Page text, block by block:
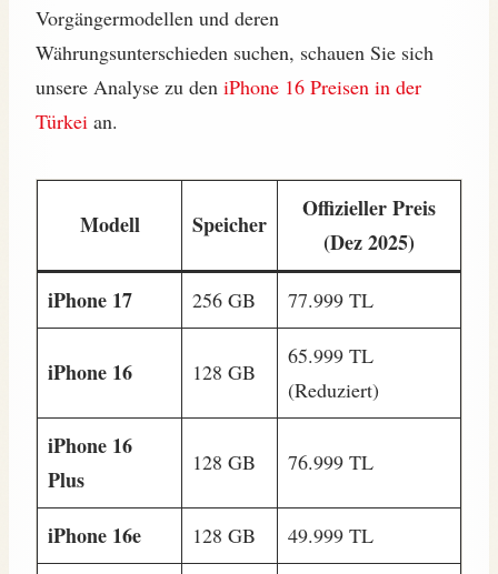
Vorgängermodellen und deren
Währungsunterschieden suchen, schauen Sie sich
unsere Analyse zu den iPhone 16 Preisen in der
Türkei an.
Modell Speicher
Offizieller Preis
(Dez 2025)
iPhone 17
256 GB 77.999 TL
iPhone 16 128 GB
65.999 TL
(Reduziert)
iPhone 16
Plus
128 GB 76.999 TL
iPhone 16e 128 GB 49.999 TL